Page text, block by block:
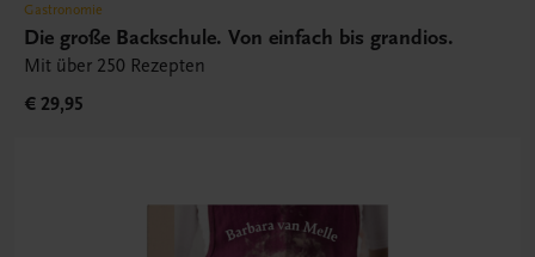
Gastronomie
Die große Backschule. Von einfach bis grandios.
Mit über 250 Rezepten
€ 29,95